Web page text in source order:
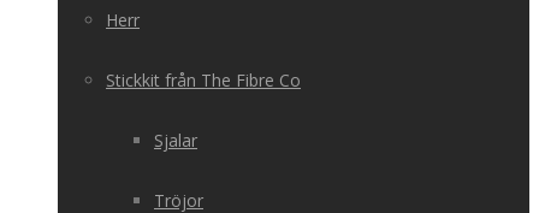
Herr
Stickkit från The Fibre Co
Sjalar
Tröjor